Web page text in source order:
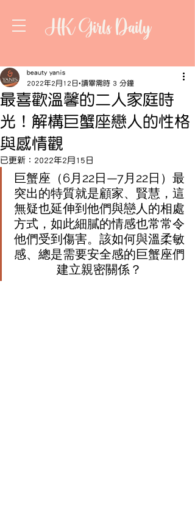
HK Girls Daily
最喜歡溫馨的二人家庭時
光！解構巨蟹座戀人的性格
與感情觀
beauty yanis
2022年2月12日 讀畢需時 3 分鐘
已更新： 2022年2月15日
巨蟹座（6月22日—7月22日）最
突出的特質就是顧家、賢慧，這
無疑也延伸到他們與戀人的相處
方式，如此細膩的情感也常常令
他們受到傷害。該如何與溫柔敏
感、總是需要安全感的巨蟹座們
建立親密關係？